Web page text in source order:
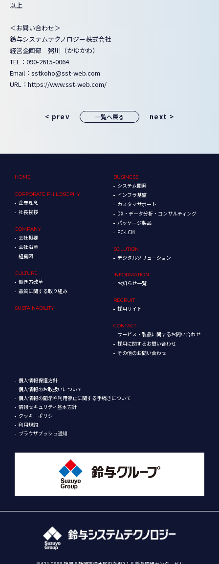
以上
＜お問い合わせ＞
鈴与システムテクノロジー株式会社
経営企画部 粥川（かゆかわ）
TEL：090-2615-0064
Email：⁠sstkoho@sst-web.com
URL：https://www.sst-web.com/
< prev 一覧へ戻る next >
HOME
CORPORATE PHILOSOPHY
企業理念
社長挨拶
COMPANY
会社概要
会社沿革
組織図
CULTURE
働き方改革
品質に関する取り組み
SUSTAINABILITY
BUSINESS
システム開発
インフラ基盤
カスタマサポート
DX・データ分析・コンサルティング
パッケージ製品
PC-LCM
SOLUTION
デジタルソリューション
INFORMATION
お知らせ一覧
RECRUIT
採用サイト
CONTACT
サービス・製品に関するお問い合わせ
採用に関するお問い合わせ
その他のお問い合わせ
個人情報保護方針
個人情報のお取扱いについて
個人情報の開示や利用停止に関する手続きについて
情報セキュリティ基本方針
クッキーポリシー
利用規約
ブラウザプッシュ通知